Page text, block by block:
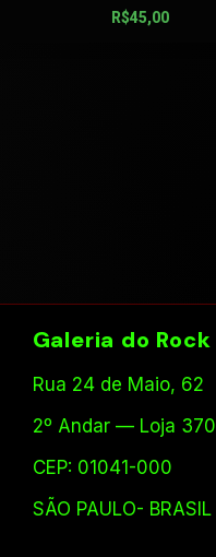
R$45,00
Galeria do Rock
Rua 24 de Maio, 62
2º Andar — Loja 370
CEP: 01041-000
SÃO PAULO- BRASIL